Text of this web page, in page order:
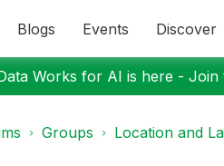
Blogs Events Discover
Works for AI is here - Join
Groups Location and